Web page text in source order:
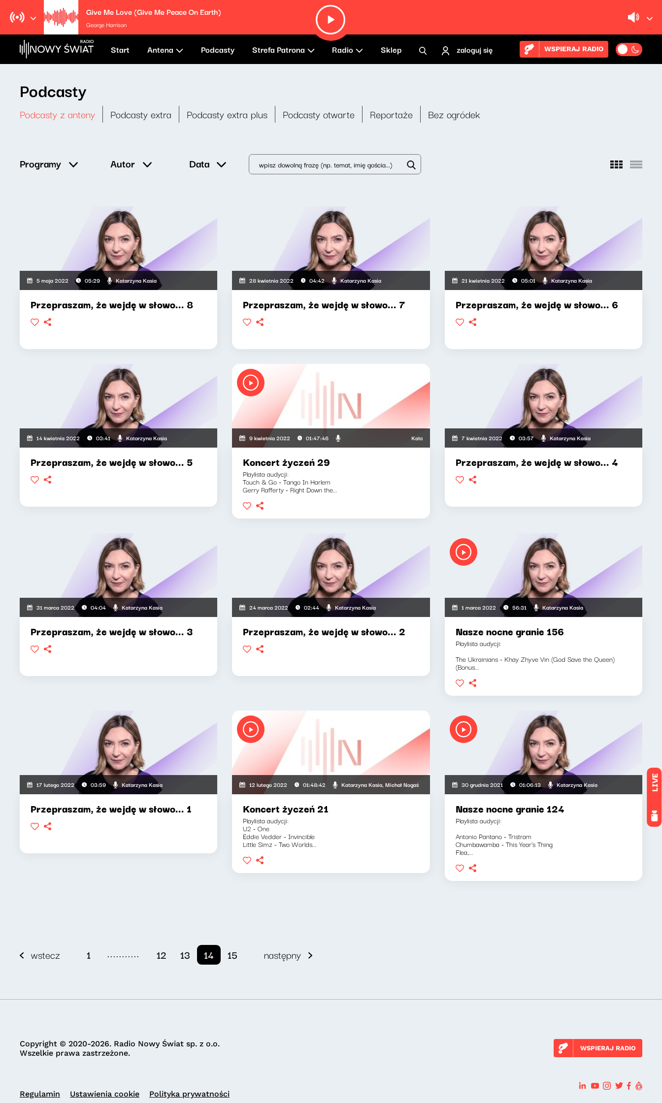
Give Me Love (Give Me Peace On Earth)
George Harrison
Start Antena Podcasty Strefa Patrona Radio Sklep zaloguj się WSPIERAJ RADIO
LIVE
Podcasty
Podcasty z anteny Podcasty extra Podcasty extra plus Podcasty otwarte Reportaże Bez ogródek
Programy Autor Data
5 maja 2022 05:29 Katarzyna Kasia
Przepraszam, że wejdę w słowo... 8
28 kwietnia 2022 04:42 Katarzyna Kasia
Przepraszam, że wejdę w słowo... 7
21 kwietnia 2022 05:01 Katarzyna Kasia
Przepraszam, że wejdę w słowo... 6
14 kwietnia 2022 03:41 Katarzyna Kasia
Przepraszam, że wejdę w słowo... 5
9 kwietnia 2022 01:47:46 Katarzyna Kasia, Wojciech Malajkat
Koncert życzeń 29
Playlista audycji:
Touch & Go - Tango In Harlem
Gerry Rafferty - Right Down the...
7 kwietnia 2022 03:57 Katarzyna Kasia
Przepraszam, że wejdę w słowo... 4
31 marca 2022 04:04 Katarzyna Kasia
Przepraszam, że wejdę w słowo... 3
24 marca 2022 02:44 Katarzyna Kasia
Przepraszam, że wejdę w słowo... 2
1 marca 2022 56:31 Katarzyna Kasia
Nasze nocne granie 156
Playlista audycji:
The Ukrainians - Khay Zhyve Vin (God Save the Queen)
(Bonus...
17 lutego 2022 03:59 Katarzyna Kasia
Przepraszam, że wejdę w słowo... 1
12 lutego 2022 01:48:42 Katarzyna Kasia, Michał Nogaś
Koncert życzeń 21
Playlista audycji:
U2 - One
Eddie Vedder - Invincible
Little Simz - Two Worlds...
30 grudnia 2021 01:06:13 Katarzyna Kasia
Nasze nocne granie 124
Playlista audycji:
Antonio Pantano - Tristram
Chumbawamba - This Year's Thing
Flea,...
wstecz 1 ........... 12 13 14 15 następny
Copyright © 2020-2026. Radio Nowy Świat sp. z o.o.
Wszelkie prawa zastrzeżone.
WSPIERAJ RADIO
Regulamin Ustawienia cookie Polityka prywatności